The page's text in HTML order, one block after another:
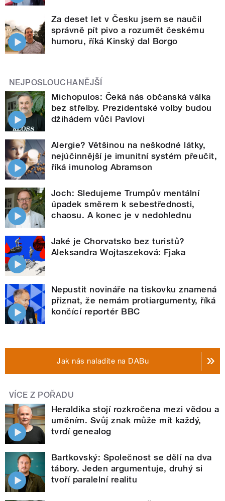
Za deset let v Česku jsem se naučil
správně pít pivo a rozumět českému
humoru, říká Kinský dal Borgo
NEJPOSLOUCHANĚJŠÍ
Michopulos: Čeká nás občanská válka
bez střelby. Prezidentské volby budou
džihádem vůči Pavlovi
Alergie? Většinou na neškodné látky,
nejúčinnější je imunitní systém přeučit,
říká imunolog Abramson
Joch: Sledujeme Trumpův mentální
úpadek směrem k sebestřednosti,
chaosu. A konec je v nedohlednu
Jaké je Chorvatsko bez turistů?
Aleksandra Wojtaszeková: Fjaka
Nepustit novináře na tiskovku znamená
přiznat, že nemám protiargumenty, říká
končící reportér BBC
Jak nás naladíte na DABu
VÍCE Z POŘADU
Heraldika stojí rozkročena mezi vědou a
uměním. Svůj znak může mít každý,
tvrdí genealog
Bartkovský: Společnost se dělí na dva
tábory. Jeden argumentuje, druhý si
tvoří paralelní realitu